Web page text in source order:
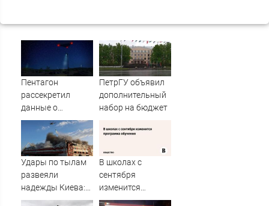
Пентагон
рассекретил
данные о
появлении НЛО
на Ближнем
Востоке
ПетрГУ объявил
дополнительный
набор на бюджет
Удары по тылам
развеяли
надежды Киева:
немецкий
В школах с
сентября
изменится
программа